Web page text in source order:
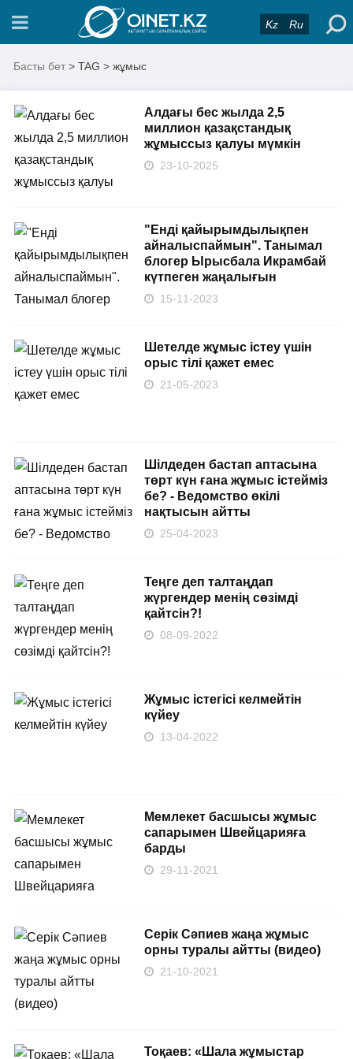
Kz Ru
Басты бет > TAG > жұмыс
Алдағы бес жылда 2,5
миллион қазақстандық
жұмыссыз қалуы мүмкін
23-10-2025
"Енді қайырымдылықпен
айналыспаймын". Танымал
блогер Ырысбала Икрамбай
күтпеген жаңалығын
15-11-2023
Шетелде жұмыс істеу үшін
орыс тілі қажет емес
21-05-2023
Шілдеден бастап аптасына
төрт күн ғана жұмыс істейміз
бе? - Ведомство өкілі
нақтысын айтты
25-04-2023
Теңге деп талтаңдап
жүргендер менің сөзімді
қайтсін?!
08-09-2022
Жұмыс істегісі келмейтін
күйеу
13-04-2022
Мемлекет басшысы жұмыс
сапарымен Швейцарияға
барды
29-11-2021
Серік Сәпиев жаңа жұмыс
орны туралы айтты (видео)
21-10-2021
Тоқаев: «Шала жұмыстар